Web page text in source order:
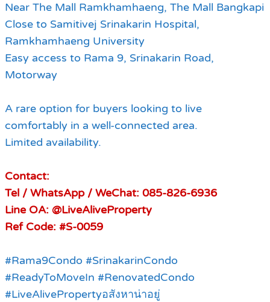
Near The Mall Ramkhamhaeng, The Mall Bangkapi
Close to Samitivej Srinakarin Hospital,
Ramkhamhaeng University
Easy access to Rama 9, Srinakarin Road,
Motorway
A rare option for buyers looking to live
comfortably in a well-connected area.
Limited availability.
Contact:
Tel / WhatsApp / WeChat: 085-826-6936
Line OA: @LiveAliveProperty
Ref Code: #S-0059
#Rama9Condo #SrinakarinCondo
#ReadyToMoveIn #RenovatedCondo
#LiveAlivePropertyอสังหาน่าอยู่